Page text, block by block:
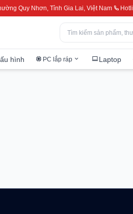
Quy Nhơn, Tỉnh Gia Lai, Việt Nam
hình PC lắp ráp Laptop